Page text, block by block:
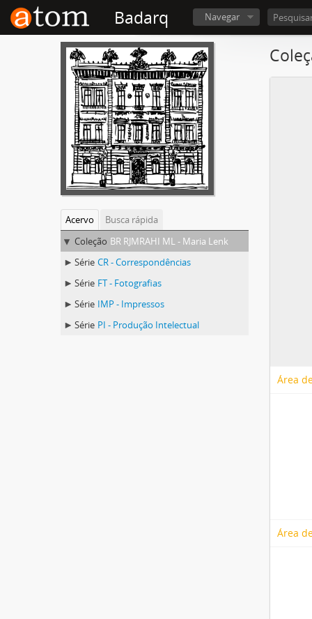
Badarq Navegar
Acervo
Busca rápida
Coleção BR RJMRAHI ML - Maria Lenk
Série CR - Correspondências
Série FT - Fotografias
Série IMP - Impressos
Série PI - Produção Intelectual
Área
Área